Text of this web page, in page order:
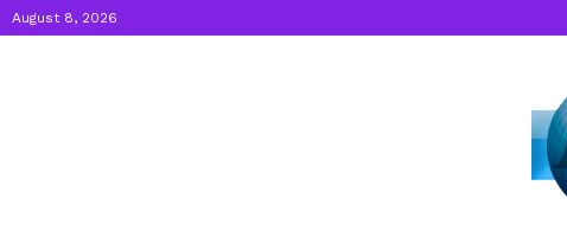
August 8, 2026